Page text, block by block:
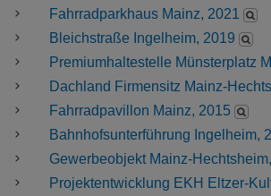
Fahrradparkhaus Mainz, 2021
Bleichstraße Ingelheim, 2019
Premiumhaltestelle Münsterplatz
Dachland Firmensitz Mainz-
Fahrradpavillon Mainz, 2015
Bahnhofsunterführung Ingelheim,
Gewerbeobjekt Mainz-
Projektentwicklung EKH Eltzer-